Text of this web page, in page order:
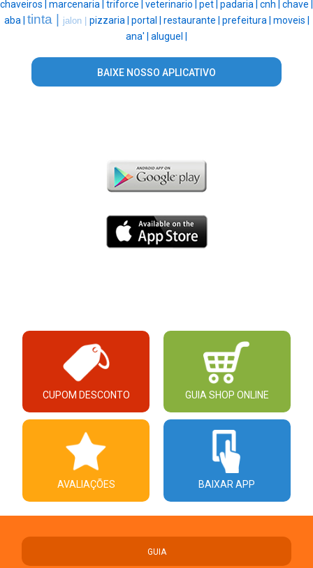
chaveiros | marcenaria | triforce | veterinario | pet | padaria | cnh | chave |
aba | tinta | jalon | pizzaria | portal | restaurante | prefeitura | moveis |
ana' | aluguel |
BAIXE NOSSO APLICATIVO
CUPOM DESCONTO GUIA SHOP ONLINE
AVALIAÇÕES BAIXAR APP
GUIA